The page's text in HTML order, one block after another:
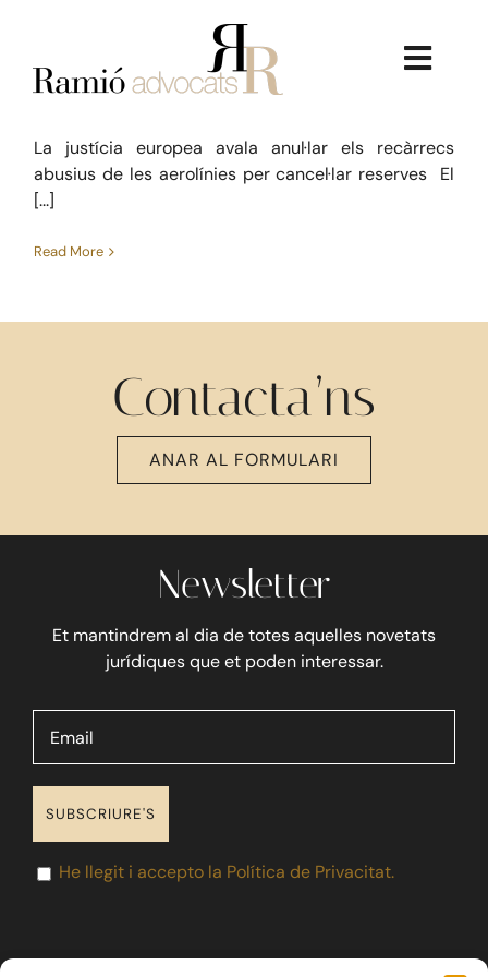
content
La Firma
Dret Immobiliari
Consultoria Econòmica
Contacte
reserves
Consum Taxes
Recàrrecs abusius de les aerolínies
per cancel·lar reserves
La justícia europea avala anul·lar els recàrrecs
abusius de les aerolínies per cancel·lar reserves El
[...]
Read More
Contacta’ns
ANAR AL FORMULARI
Newsletter
Et mantindrem al dia de totes aquelles novetats
jurídiques que et poden interessar.
He llegit i accepto la Política de Privacitat.